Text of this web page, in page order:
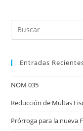
Entradas
NOM 035
Reducción de Multas
Prórroga para la nueva